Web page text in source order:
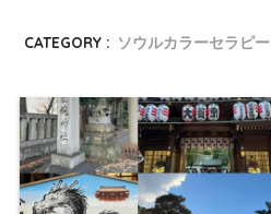
CATEGORY : ソウルカラーセラピー